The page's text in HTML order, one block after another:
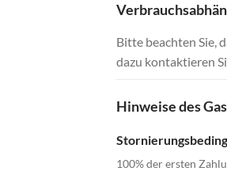
Bitte beachten Sie,
dazu kontaktieren
Hinweise des
100% der ersten